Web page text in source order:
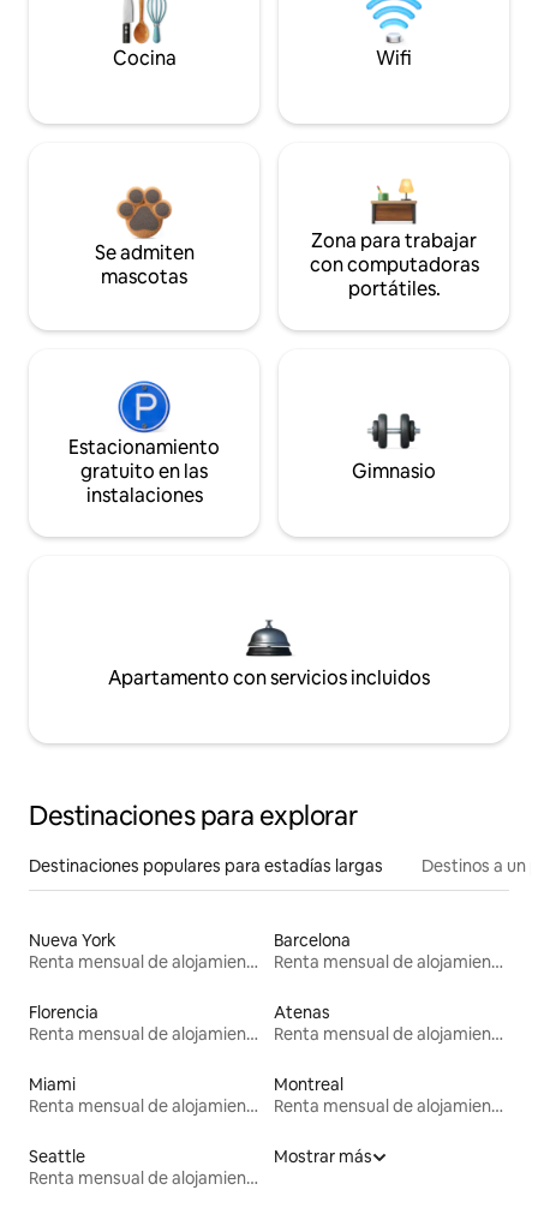
Cocina Wifi
Se admiten
mascotas
Zona para trabajar
con computadoras
portátiles.
Estacionamiento
gratuito en las
instalaciones
Gimnasio
Apartamento con servicios incluidos
Destinaciones para explorar
Destinaciones populares para estadías largas Destinos a un
Nueva York
Renta mensual de alojamientos
Barcelona
Renta mensual de alojamientos
Florencia
Renta mensual de alojamientos
Atenas
Renta mensual de alojamientos
Miami
Renta mensual de alojamientos
Montreal
Renta mensual de alojamientos
Seattle
Renta mensual de alojamientos
Mostrar más